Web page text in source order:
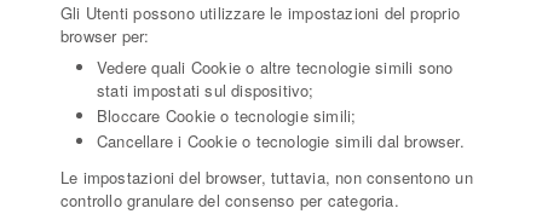
Gli Utenti possono utilizzare le impostazioni del proprio
browser per:
Vedere quali Cookie o altre tecnologie simili sono
stati impostati sul dispositivo;
Bloccare Cookie o tecnologie simili;
Cancellare i Cookie o tecnologie simili dal browser.
Le impostazioni del browser, tuttavia, non consentono un
controllo granulare del consenso per categoria.